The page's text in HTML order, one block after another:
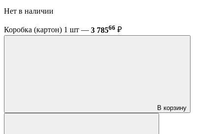
Нет в наличии
Коробка (картон) 1 шт — 3 78566 ₽
В корзину